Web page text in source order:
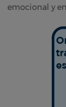
emocional y